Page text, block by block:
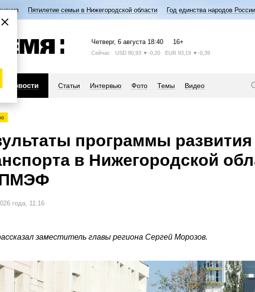
Пятилетие семьи в Нижегородской области Год единства народов России
Четверг, 6 августа 18:40 16+
Сейчас USD 80,93 ▼-0,20 EUR 93,19 ▼-0,39
Новости Статьи Интервью Фото Темы Видео
программы
в Нижегородской
года, 11:16
заместитель главы региона Сергей Морозов.